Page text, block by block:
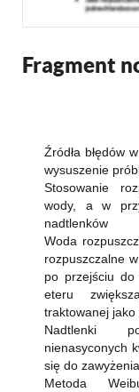
Fragment
Źródła błędów
wysuszenie
Stosowanie
wody, a w
nadtlenków
Woda
rozpuszczalne
po przejściu do
eteru
traktowanej jako
Nadtlenki
nienasyconych
się do
Metoda